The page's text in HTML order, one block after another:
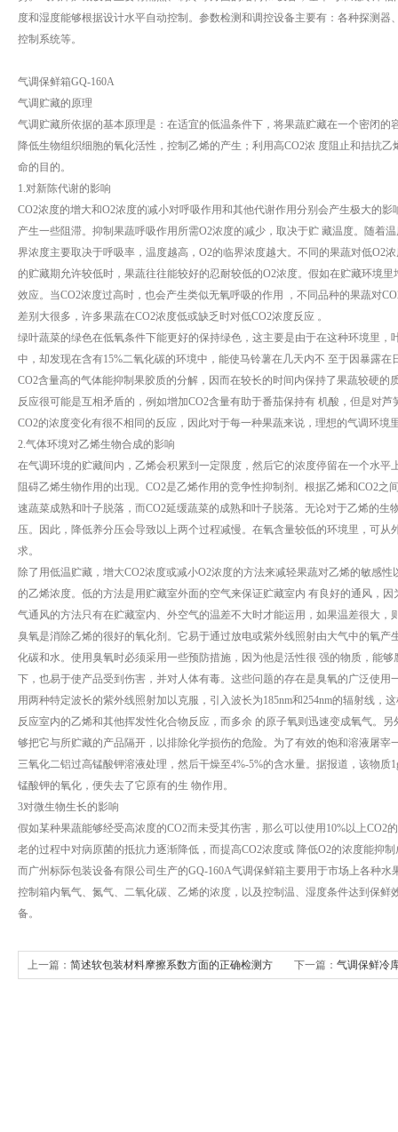
度和湿度能够根据设计水平自动控制。参数检测和调控设备主要有：各种探测
控制系统等。
气调保鲜箱GQ-160A
气调贮藏的原理
气调贮藏所依据的基本原理是：在适宜的低温条件下，将果蔬贮藏在一个密闭
降低生物组织细胞的氧化活性，控制乙烯的产生；利用高CO2浓 度阻止和拮抗
命的目的。
1.对新陈代谢的影响
CO2浓度的增大和O2浓度的减小对呼吸作用和其他代谢作用分别会产生极大的
产生一些阻滞。抑制果蔬呼吸作用所需O2浓度的减少，取决于贮 藏温度。随着
界浓度主要取决于呼吸率，温度越高，O2的临界浓度越大。不同的果蔬对低O2
的贮藏期允许较低时，果蔬往往能较好的忍耐较低的O2浓度。假如在贮藏环境
效应。当CO2浓度过高时，也会产生类似无氧呼吸的作用 ，不同品种的果蔬对
差别大很多，许多果蔬在CO2浓度低或缺乏时对低CO2浓度反应 。
绿叶蔬菜的绿色在低氧条件下能更好的保持绿色，这主要是由于在这种环境里
中，却发现在含有15%二氧化碳的环境中，能使马铃薯在几天内不 至于因暴露在
CO2含量高的气体能抑制果胶质的分解，因而在较长的时间内保持了果蔬较硬
反应很可能是互相矛盾的，例如增加CO2含量有助于番茄保持有 机酸，但是对
CO2的浓度变化有很不相同的反应，因此对于每一种果蔬来说，理想的气调环境
2.气体环境对乙烯生物合成的影响
在气调环境的贮藏间内，乙烯会积累到一定限度，然后它的浓度停留在一个水
阻碍乙烯生物作用的出现。CO2是乙烯作用的竞争性抑制剂。根据乙烯和CO2
速蔬菜成熟和叶子脱落，而CO2延缓蔬菜的成熟和叶子脱落。无论对于乙烯的
压。因此，降低养分压会导致以上两个过程减慢。在氧含量较低的环境里，可
求。
除了用低温贮藏，增大CO2浓度或减小O2浓度的方法来减轻果蔬对乙烯的敏感
的乙烯浓度。低的方法是用贮藏室外面的空气来保证贮藏室内 有良好的通风，
气通风的方法只有在贮藏室内、外空气的温差不大时才能运用，如果温差很大
臭氧是消除乙烯的很好的氧化剂。它易于通过放电或紫外线照射由大气中的氧
化碳和水。使用臭氧时必须采用一些预防措施，因为他是活性很 强的物质，能
下，也易于使产品受到伤害，并对人体有毒。这些问题的存在是臭氧的广泛使
用两种特定波长的紫外线照射加以克服，引入波长为185nm和254nm的辐射线，
反应室内的乙烯和其他挥发性化合物反应，而多余 的原子氧则迅速变成氧气。
够把它与所贮藏的产品隔开，以排除化学损伤的危险。为了有效的饱和溶液屠
三氧化二铝过高锰酸钾溶液处理，然后干燥至4%-5%的含水量。据报道，该物
锰酸钾的氧化，便失去了它原有的生 物作用。
3对微生物生长的影响
假如某种果蔬能够经受高浓度的CO2而未受其伤害，那么可以使用10%以上
老的过程中对病原菌的抵抗力逐渐降低，而提高CO2浓度或 降低O2的浓度能抑
而广州标际包装设备有限公司生产的GQ-160A气调保鲜箱主要用于市场上各种
控制箱内氧气、氮气、二氧化碳、乙烯的浓度，以及控制温、湿度条件达到保
备。
上一篇： 简述软包装材料摩擦系数方面的正确检测方 下一篇： 气调保鲜冷